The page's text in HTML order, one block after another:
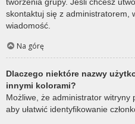
tworzenia grupy. Jeśli chcesz
skontaktuj się z administratorem,
wiadomość.
Na górę
Dlaczego niektóre nazwy
innymi kolorami?
Możliwe, że administrator witryny
aby ułatwić identyfikowanie